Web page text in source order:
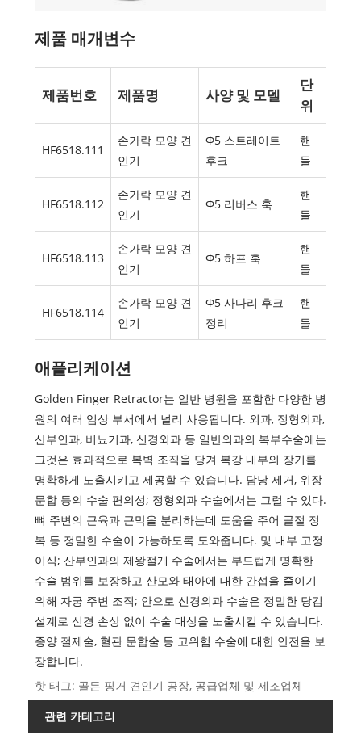
제품 매개변수
제품번호 제품명 사양 및 모델
단
위
HF6518.111
손가락 모양 견
인기
Φ5 스트레이트
후크
핸
들
HF6518.112
손가락 모양 견
인기
Φ5 리버스 훅
핸
들
HF6518.113
손가락 모양 견
인기
Φ5 하프 훅
핸
들
HF6518.114
손가락 모양 견
인기
Φ5 사다리 후크
정리
핸
들
애플리케이션
Golden Finger Retractor는 일반 병원을 포함한 다양한 병
원의 여러 임상 부서에서 널리 사용됩니다. 외과, 정형외과,
산부인과, 비뇨기과, 신경외과 등 일반외과의 복부수술에는
그것은 효과적으로 복벽 조직을 당겨 복강 내부의 장기를
명확하게 노출시키고 제공할 수 있습니다. 담낭 제거, 위장
문합 등의 수술 편의성; 정형외과 수술에서는 그럴 수 있다.
뼈 주변의 근육과 근막을 분리하는데 도움을 주어 골절 정
복 등 정밀한 수술이 가능하도록 도와줍니다. 및 내부 고정
이식; 산부인과의 제왕절개 수술에서는 부드럽게 명확한
수술 범위를 보장하고 산모와 태아에 대한 간섭을 줄이기
위해 자궁 주변 조직; 안으로 신경외과 수술은 정밀한 당김
설계로 신경 손상 없이 수술 대상을 노출시킬 수 있습니다.
종양 절제술, 혈관 문합술 등 고위험 수술에 대한 안전을 보
장합니다.
핫 태그: 골든 핑거 견인기 공장, 공급업체 및 제조업체
관련 카테고리